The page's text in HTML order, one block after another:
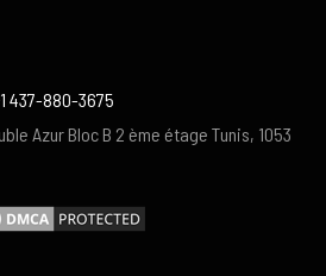
437-880-3675
Azur Bloc B 2 ème étage Tunis, 1053